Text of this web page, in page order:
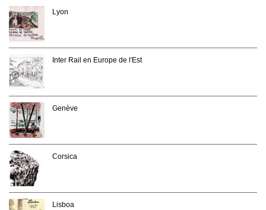
Lyon
Inter Rail en Europe de l'Est
Genève
Corsica
Lisboa